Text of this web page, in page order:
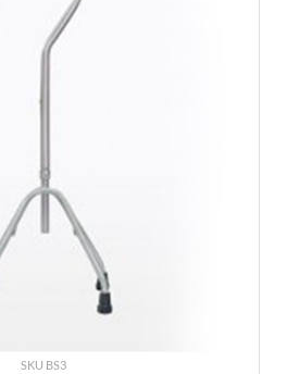
SKU BS3